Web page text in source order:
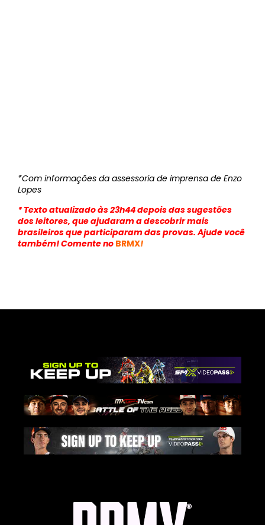
*Com informações da assessoria de imprensa de Enzo
Lopes
* Texto atualizado às 23h44 depois das sugestões
dos leitores, que ajudaram a descobrir mais
brasileiros que participaram das provas. Ajude você
também! Comente no BRMX!